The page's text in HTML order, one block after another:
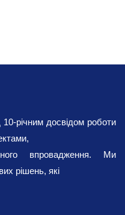
Zoho
етапів у
веб-сайту,
з клієнтами,
система онлайн-
річним досвідом роботи
впровадження. Ми
рішень, які